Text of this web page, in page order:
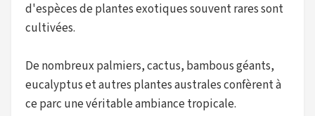
d'espèces de plantes exotiques souvent rares sont
cultivées.
De nombreux palmiers, cactus, bambous géants,
eucalyptus et autres plantes australes confèrent à
ce parc une véritable ambiance tropicale.